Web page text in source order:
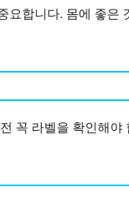
요합니다. 몸에 좋은
꼭 라벨을 확인해야